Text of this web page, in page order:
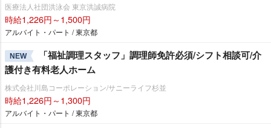
医療法人社団洪泳会 東京洪誠病院
時給1,226円～1,500円
アルバイト・パート / 東京都
NEW
「福祉調理スタッフ」調理師免許必須/シフト相談可/介
護付き有料老人ホーム
株式会社川島コーポレーション/サニーライフ杉並
時給1,226円～1,300円
アルバイト・パート / 東京都